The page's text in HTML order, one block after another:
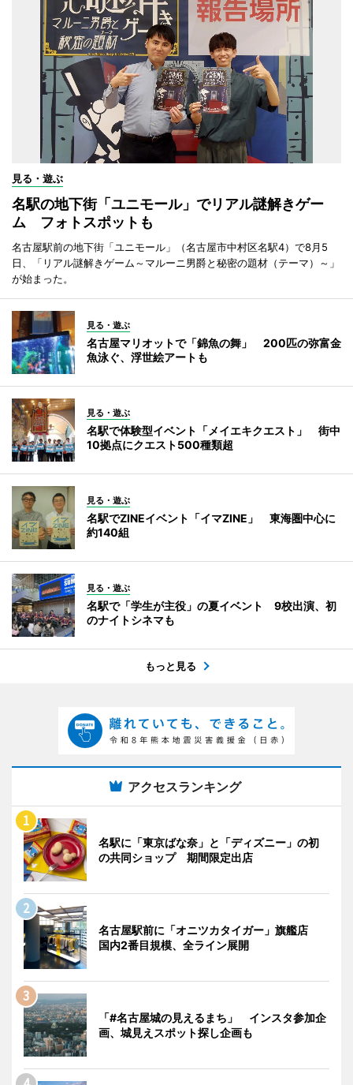
見る・遊ぶ
名駅の地下街「ユニモール」でリアル謎解きゲー
ム フォトスポットも
名古屋駅前の地下街「ユニモール」（名古屋市中村区名駅4）で8月5
日、「リアル謎解きゲーム～マルーニ男爵と秘密の題材（テーマ）～」
が始まった。
見る・遊ぶ
名古屋マリオットで「錦魚の舞」 200匹の弥富金
魚泳ぐ、浮世絵アートも
見る・遊ぶ
名駅で体験型イベント「メイエキクエスト」 街中
10拠点にクエスト500種類超
見る・遊ぶ
名駅でZINEイベント「イマZINE」 東海圏中心に
約140組
見る・遊ぶ
名駅で「学生が主役」の夏イベント 9校出演、初
のナイトシネマも
もっと見る
アクセスランキング
名駅に「東京ばな奈」と「ディズニー」の初
の共同ショップ 期間限定出店
名古屋駅前に「オニツカタイガー」旗艦店
国内2番目規模、全ライン展開
「#名古屋城の見えるまち」 インスタ参加企
画、城見えスポット探し企画も